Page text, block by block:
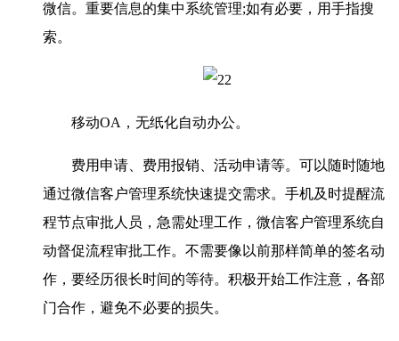
微信。重要信息的集中系统管理;如有必要，用手指搜
索。
移动OA，无纸化自动办公。
费用申请、费用报销、活动申请等。可以随时随地
通过微信客户管理系统快速提交需求。手机及时提醒流
程节点审批人员，急需处理工作，微信客户管理系统自
动督促流程审批工作。不需要像以前那样简单的签名动
作，要经历很长时间的等待。积极开始工作注意，各部
门合作，避免不必要的损失。